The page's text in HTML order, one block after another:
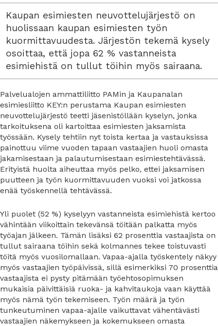
Kaupan esimiesten neuvottelujärjestö on
huolissaan kaupan esimiesten työn
kuormittavuudesta. Järjestön tekemä kysely
osoittaa, että jopa 62 % vastanneista
esimiehistä on tullut töihin myös sairaana.
Palvelualojen ammattiliitto PAMin ja Kaupanalan
esimiesliitto KEY:n perustama Kaupan esimiesten
neuvottelujärjestö teetti jäsenistöllään kyselyn, jonka
tarkoituksena oli kartoittaa esimiesten jaksamista
työssään. Kysely tehtiin nyt toista kertaa ja vastauksissa
painottuu viime vuoden tapaan vastaajien huoli omasta
jakamisestaan ja palautumisestaan esimiestehtävässä.
Erityistä huolta aiheuttaa myös pelko, ettei jaksamisen
puutteen ja työn kuormittavuuden vuoksi voi jatkossa
enää työskennellä tehtävässä.
Yli puolet (52 %) kyselyyn vastanneista esimiehistä kertoo
vähintään viikoittain tekevänsä töitään palkatta myös
työajan jälkeen. Tämän lisäksi 62 prosenttia vastaajista on
tullut sairaana töihin sekä kolmannes tekee toistuvasti
töitä myös vuosilomallaan. Vapaa-ajalla työskentely näkyy
myös vastaajien työpäivissä, sillä esimerkiksi 70 prosenttia
vastaajista ei pysty pitämään työehtosopimuksen
mukaisia päivittäisiä ruoka- ja kahvitaukoja vaan käyttää
myös nämä työn tekemiseen. Työn määrä ja työn
tunkeutuminen vapaa-ajalle vaikuttavat vähentävästi
vastaajien näkemykseen ja kokemukseen omasta